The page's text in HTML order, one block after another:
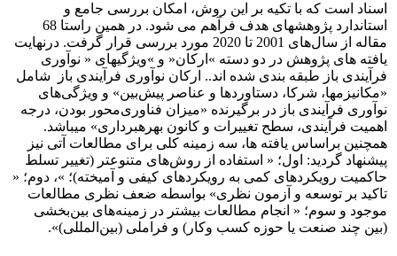
اسناد است که با تکیه بر این روش، امکان بررسی جامع و
استاندارد پژوهشهای هدف فرآهم می شود. در همین راستا 68
مقاله از سال‌های 2001 تا 2020 مورد بررسی قرار گرفت. درنهایت
یافته های پژوهش در دو دسته »ارکان« و »ویژگیهای « نوآوری
فرآیندی باز طبقه بندی شده اند.. ارکان نوآوری فرآیندی باز شامل
«مکانیزم­ها، شرکا، دستاوردها و عناصر پیش‌بین» و ویژگی‌های
نوآوری فرآیندی باز در برگیرنده «میزان فناوری‌محور بودن، درجه
اهمیت فرآیندی، سطح تغییرات و کانون بهره­برداری» می­باشد.
همچنین براساس یافته ها، سه زمینه کلی برای مطالعات آتی نیز
پیشنهاد گردید: اول؛ « استفاده از روش‌های متنوع­تر (تغییر تسلط
حاکمیت رویکردهای کمی به رویکردهای کیفی و آمیخته)؛ »، دوم؛ «
تاکید بر توسعه و آزمون نظری» بواسطه ضعف نظری مطالعات
موجود و سوم؛ « انجام مطالعات بیشتر در زمینه‌های بین‌بخشی
(بین چند صنعت یا حوزه کسب وکار) و فراملی (بین‌المللی)».